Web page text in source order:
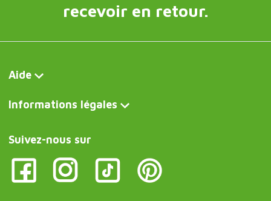
recevoir en retour.
Aide
Informations légales
Suivez-nous sur